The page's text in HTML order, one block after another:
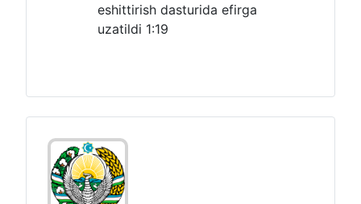
eshittirish dasturida efirga
uzatildi 1:19